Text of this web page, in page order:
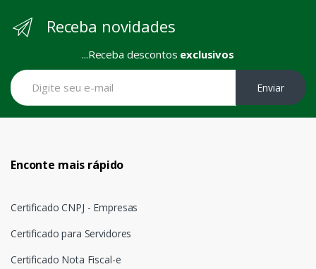
Receba novidades
...Receba descontos exclusivos
Enviar
Enconte mais rápido
Certificado CNPJ - Empresas
Certificado para Servidores
Certificado Nota Fiscal-e